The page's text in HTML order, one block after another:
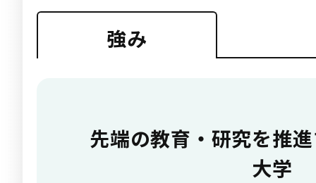
強み
先端の教育・研究を推
大学